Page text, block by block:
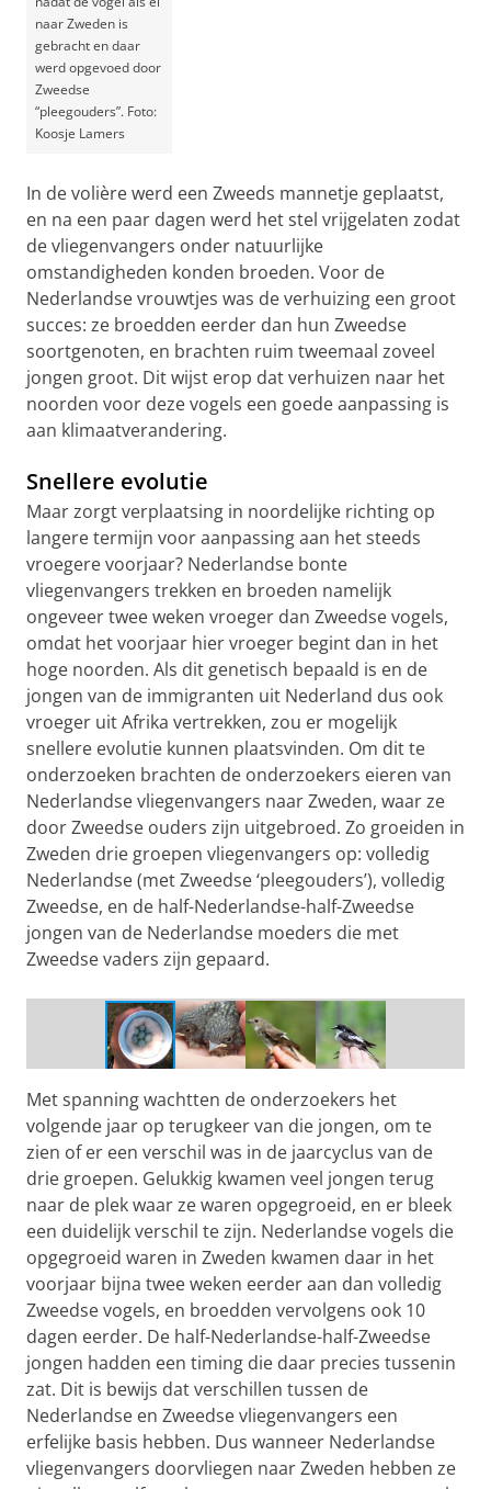
naar Zweden is
gebracht en daar
werd opgevoed door
Zweedse
“pleegouders”. Foto:
Koosje Lamers
In de volière werd een Zweeds mannetje geplaatst,
en na een paar dagen werd het stel vrijgelaten zodat
de vliegenvangers onder natuurlijke
omstandigheden konden broeden. Voor de
Nederlandse vrouwtjes was de verhuizing een groot
succes: ze broedden eerder dan hun Zweedse
soortgenoten, en brachten ruim tweemaal zoveel
jongen groot. Dit wijst erop dat verhuizen naar het
noorden voor deze vogels een goede aanpassing is
aan klimaatverandering.
Snellere evolutie
Maar zorgt verplaatsing in noordelijke richting op
langere termijn voor aanpassing aan het steeds
vroegere voorjaar? Nederlandse bonte
vliegenvangers trekken en broeden namelijk
ongeveer twee weken vroeger dan Zweedse vogels,
omdat het voorjaar hier vroeger begint dan in het
hoge noorden. Als dit genetisch bepaald is en de
jongen van de immigranten uit Nederland dus ook
vroeger uit Afrika vertrekken, zou er mogelijk
snellere evolutie kunnen plaatsvinden. Om dit te
onderzoeken brachten de onderzoekers eieren van
Nederlandse vliegenvangers naar Zweden, waar ze
door Zweedse ouders zijn uitgebroed. Zo groeiden in
Zweden drie groepen vliegenvangers op: volledig
Nederlandse (met Zweedse ‘pleegouders’), volledig
Zweedse, en de half-Nederlandse-half-Zweedse
jongen van de Nederlandse moeders die met
Zweedse vaders zijn gepaard.
In Nederland verzamelde eieren, klaar voor transport
Met spanning wachtten de onderzoekers het
volgende jaar op terugkeer van die jongen, om te
zien of er een verschil was in de jaarcyclus van de
drie groepen. Gelukkig kwamen veel jongen terug
naar de plek waar ze waren opgegroeid, en er bleek
een duidelijk verschil te zijn. Nederlandse vogels die
opgegroeid waren in Zweden kwamen daar in het
voorjaar bijna twee weken eerder aan dan volledig
Zweedse vogels, en broedden vervolgens ook 10
dagen eerder. De half-Nederlandse-half-Zweedse
jongen hadden een timing die daar precies tussenin
zat. Dit is bewijs dat verschillen tussen de
Nederlandse en Zweedse vliegenvangers een
erfelijke basis hebben. Dus wanneer Nederlandse
vliegenvangers doorvliegen naar Zweden hebben ze